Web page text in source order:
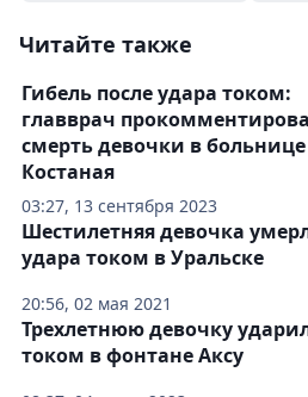
Читайте также
03:27, 13 сентября 2023
Гибель после удара током:
главврач
смерть девочки в больнице
Костаная
20:56, 02 мая 2021
Шестилетняя девочка
удара током в Уральске
Трехлетнюю девочку
током в фонтане Аксу